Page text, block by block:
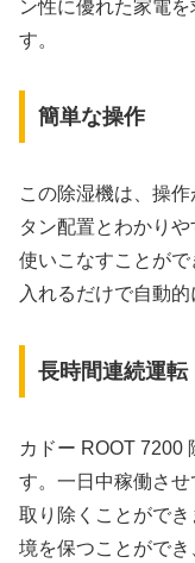
ン性に優れた家電
す。
簡単な操作
この除湿機は、操
タン配置とわかり
使いこなすことが
入れるだけで自動的
長時間連続運転
カドー ROOT 7200
す。一日中稼働さ
取り除くことがで
境を保つことができ